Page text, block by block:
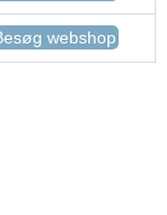
webshop